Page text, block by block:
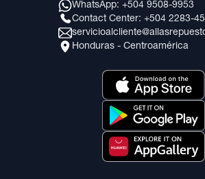
WhatsApp: +504 9508-9953
Contact Center: +504 2283-
Honduras - Centroamérica